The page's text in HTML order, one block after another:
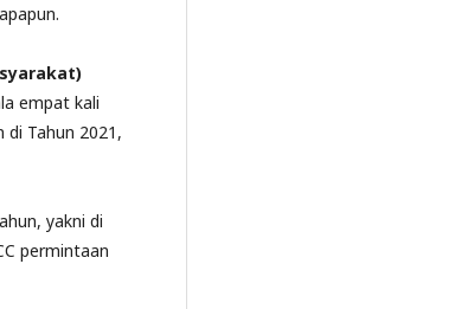
empat kali
Tahun 2021,
yakni di
permintaan